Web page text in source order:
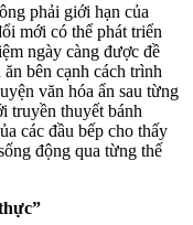
phải giới hạn của
mới có thể phát triển
ngày càng được đề
bên cạnh cách trình
văn hóa ẩn sau từng
truyền thuyết bánh
các đầu bếp cho thấy
động qua từng thế